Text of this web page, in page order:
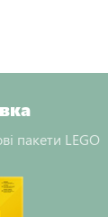
пакети LEGO